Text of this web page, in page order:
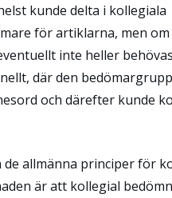
kunde delta i kollegiala
för artiklarna, men om
inte heller
där den
och därefter kunde
allmänna principer för
är att kollegial